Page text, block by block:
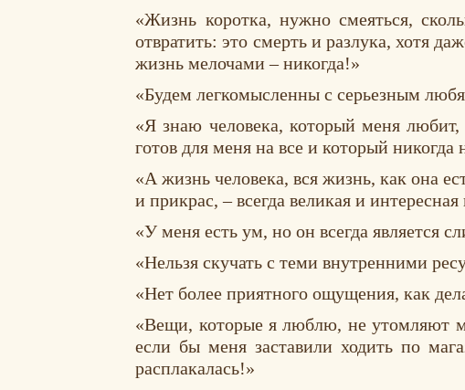
«Жизнь коротка, нужно смеяться,
отвратить: это смерть и разлука, хотя
жизнь мелочами – никогда!»
«Будем легкомысленны с серьезным
«Я знаю человека, который меня любит,
готов для меня на все и который
«А жизнь человека, вся жизнь, как она
и прикрас, – всегда великая и
«У меня есть ум, но он всегда является
«Нельзя скучать с теми внутренними
«Нет более приятного ощущения, как
«Вещи, которые я люблю, не утомляют
если бы меня заставили ходить по
расплакалась!»